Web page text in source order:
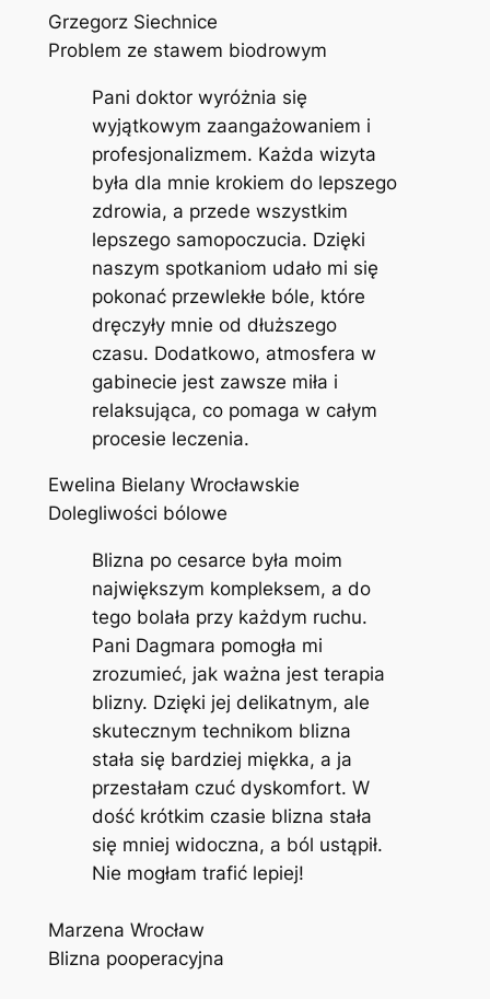
Grzegorz Siechnice
Problem ze stawem biodrowym
Pani doktor wyróżnia się
wyjątkowym zaangażowaniem i
profesjonalizmem. Każda wizyta
była dla mnie krokiem do lepszego
zdrowia, a przede wszystkim
lepszego samopoczucia. Dzięki
naszym spotkaniom udało mi się
pokonać przewlekłe bóle, które
dręczyły mnie od dłuższego
czasu. Dodatkowo, atmosfera w
gabinecie jest zawsze miła i
relaksująca, co pomaga w całym
procesie leczenia.
Ewelina Bielany Wrocławskie
Dolegliwości bólowe
Blizna po cesarce była moim
największym kompleksem, a do
tego bolała przy każdym ruchu.
Pani Dagmara pomogła mi
zrozumieć, jak ważna jest terapia
blizny. Dzięki jej delikatnym, ale
skutecznym technikom blizna
stała się bardziej miękka, a ja
przestałam czuć dyskomfort. W
dość krótkim czasie blizna stała
się mniej widoczna, a ból ustąpił.
Nie mogłam trafić lepiej!
Marzena Wrocław
Blizna pooperacyjna